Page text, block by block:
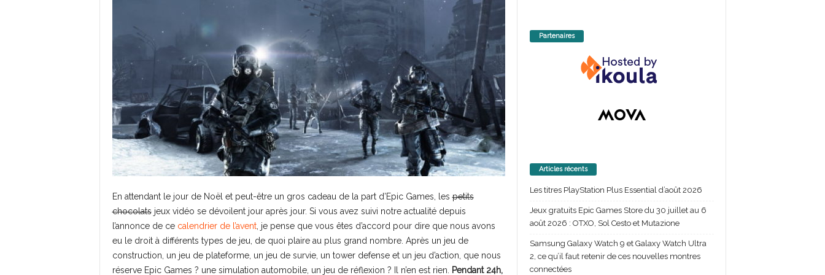
En attendant le jour de Noël et peut-être un gros cadeau de la part d’Epic Games, lespetits
chocolatsjeux vidéo se dévoilent jour après jour. Si vous avez suivi notre actualité depuis
l’annonce de ce calendrier de l’avent, je pense que vous êtes d’accord pour dire que nous avons
eu le droit à différents types de jeu, de quoi plaire au plus grand nombre. Après un jeu de
construction, un jeu de plateforme, un jeu de survie, un tower defense et un jeu d’action, que nous
réserve Epic Games ? une simulation automobile, un jeu de réflexion ? Il n’en est rien.
Pendant 24h,
Partenaires
Articles récents
Les titres PlayStation Plus Essential d’août 2026
Jeux gratuits Epic Games Store du 30 juillet au 6
août 2026 : OTXO, Sol Cesto et Mutazione
Samsung Galaxy Watch 9 et Galaxy Watch Ultra
2, ce qu’il faut retenir de ces nouvelles montres
connectées